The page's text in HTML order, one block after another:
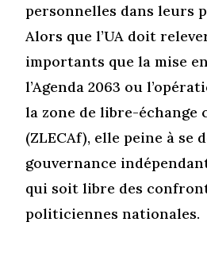
personnelles dans leurs
Alors que l’UA doit
importants que la mise
l’Agenda 2063 ou
la zone de libre-échange
(ZLECAf), elle peine à se
gouvernance
qui soit libre des
politiciennes nationales.